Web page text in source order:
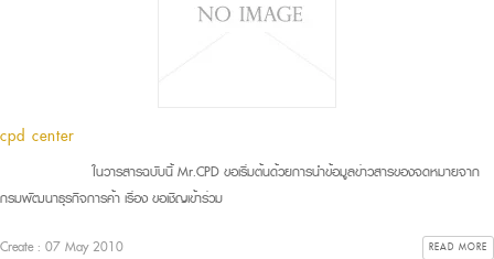
cpd center
ในวารสารฉบับนี้ Mr.CPD ขอเริ่มต้นด้วยการนำข้อมูลข่าวสารของจดหมายจาก
กรมพัฒนาธุรกิจการค้า เรื่อง ขอเชิญเข้าร่วม
Create : 07 May 2010 READ MORE